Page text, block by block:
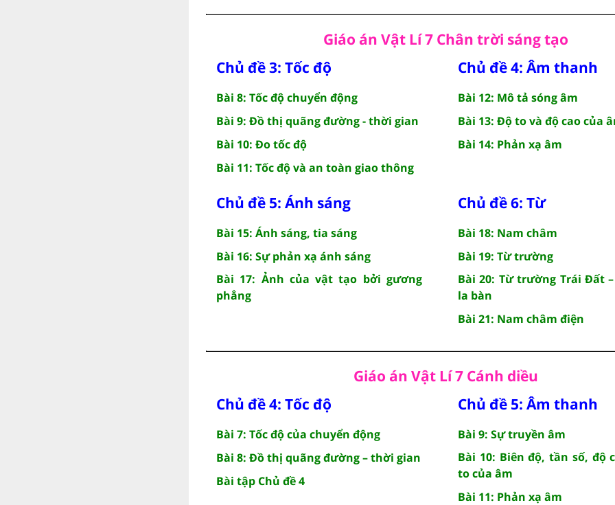
Giáo án Vật Lí 7 Chân trời sáng tạo
Chủ đề 3: Tốc độ
Bài 8: Tốc độ chuyển động
Bài 9: Đồ thị quãng đường - thời gian
Bài 10: Đo tốc độ
Bài 11: Tốc độ và an toàn giao thông
Chủ đề 4: Âm thanh
Bài 12: Mô tả sóng âm
Bài 13: Độ to và độ cao của
Bài 14: Phản xạ âm
Chủ đề 5: Ánh sáng
Bài 15: Ánh sáng, tia sáng
Bài 16: Sự phản xạ ánh sáng
Bài 17: Ảnh của vật tạo bởi gương
phẳng
Chủ đề 6: Từ
Bài 18: Nam châm
Bài 19: Từ trường
Bài 20: Từ trường Trái Đất
la bàn
Bài 21: Nam châm điện
Giáo án Vật Lí 7 Cánh diều
Chủ đề 4: Tốc độ
Bài 7: Tốc độ của chuyển động
Bài 8: Đồ thị quãng đường – thời gian
Bài tập Chủ đề 4
Chủ đề 5: Âm thanh
Bài 9: Sự truyền âm
Bài 10: Biên độ, tần số, độ
to của âm
Bài 11: Phản xạ âm